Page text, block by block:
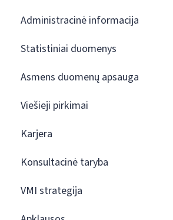
Administracinė informacija
Statistiniai duomenys
Asmens duomenų apsauga
Viešieji pirkimai
Karjera
Konsultacinė taryba
VMI strategija